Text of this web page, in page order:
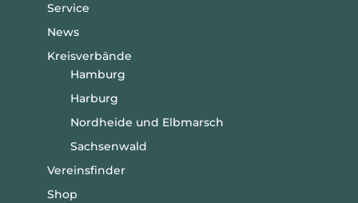
Service
News
Kreisverbände
Hamburg
Harburg
Nordheide und Elbmarsch
Sachsenwald
Vereinsfinder
Shop